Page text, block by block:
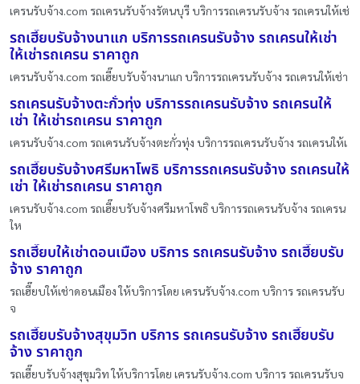
เครนรับจ้าง.com รถเครนรับจ้างรัตนบุรี บริการรถเครนรับจ้าง รถเครนให้เช่
รถเฮี๊ยบรับจ้างนาแก บริการรถเครนรับจ้าง รถเครนให้เช่า
ให้เช่ารถเครน ราคาถูก
เครนรับจ้าง.com รถเฮี๊ยบรับจ้างนาแก บริการรถเครนรับจ้าง รถเครนให้เช่า
รถเครนรับจ้างตะกั่วทุ่ง บริการรถเครนรับจ้าง รถเครนให้
เช่า ให้เช่ารถเครน ราคาถูก
เครนรับจ้าง.com รถเครนรับจ้างตะกั่วทุ่ง บริการรถเครนรับจ้าง รถเครนให้เ
รถเฮี๊ยบรับจ้างศรีมหาโพธิ บริการรถเครนรับจ้าง รถเครนให้
เช่า ให้เช่ารถเครน ราคาถูก
เครนรับจ้าง.com รถเฮี๊ยบรับจ้างศรีมหาโพธิ บริการรถเครนรับจ้าง รถเครน
ให
รถเฮี๊ยบให้เช่าดอนเมือง บริการ รถเครนรับจ้าง รถเฮี๊ยบรับ
จ้าง ราคาถูก
รถเฮี๊ยบให้เช่าดอนเมือง ให้บริการโดย เครนรับจ้าง.com บริการ รถเครนรับ
จ
รถเฮี๊ยบรับจ้างสุขุมวิท บริการ รถเครนรับจ้าง รถเฮี๊ยบรับ
จ้าง ราคาถูก
รถเฮี๊ยบรับจ้างสุขุมวิท ให้บริการโดย เครนรับจ้าง.com บริการ รถเครนรับจ